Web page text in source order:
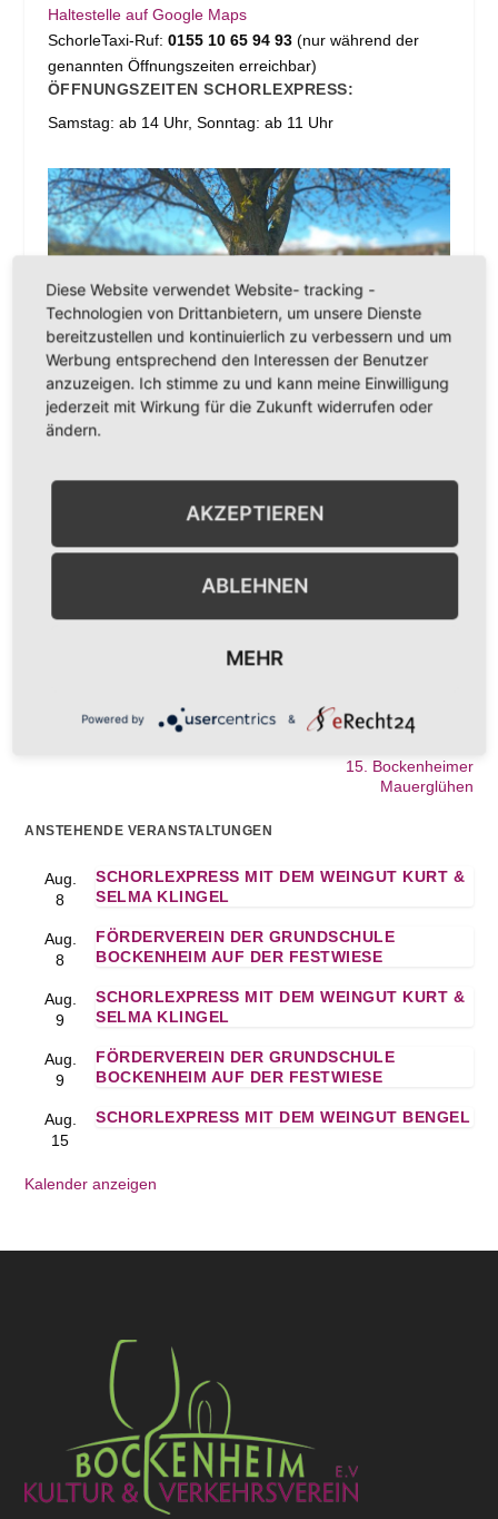
Haltestelle auf Google Maps
SchorleTaxi-Ruf: 0155 10 65 94 93(nur während der
genannten Öffnungszeiten erreichbar)
ÖFFNUNGSZEITEN SCHORLEXPRESS:
Samstag: ab 14 Uhr, Sonntag: ab 11 Uhr
TEILEN
NÄCHSTE
15. Bockenheimer
Mauerglühen
ANSTEHENDE VERANSTALTUNGEN
Aug.
8
SCHORLEXPRESS MIT DEM WEINGUT KURT &
SELMA KLINGEL
Aug.
8
FÖRDERVEREIN DER GRUNDSCHULE
BOCKENHEIM AUF DER FESTWIESE
Aug.
9
SCHORLEXPRESS MIT DEM WEINGUT KURT &
SELMA KLINGEL
Aug.
9
FÖRDERVEREIN DER GRUNDSCHULE
BOCKENHEIM AUF DER FESTWIESE
Aug.
15
SCHORLEXPRESS MIT DEM WEINGUT BENGEL
Kalender anzeigen
Diese Website verwendet Website- tracking -
Technologien von Drittanbietern, um unsere Dienste
bereitzustellen und kontinuierlich zu verbessern und um
Werbung entsprechend den Interessen der Benutzer
anzuzeigen. Ich stimme zu und kann meine Einwilligung
jederzeit mit Wirkung für die Zukunft widerrufen oder
ändern.
AKZEPTIEREN
ABLEHNEN
MEHR
Powered by &